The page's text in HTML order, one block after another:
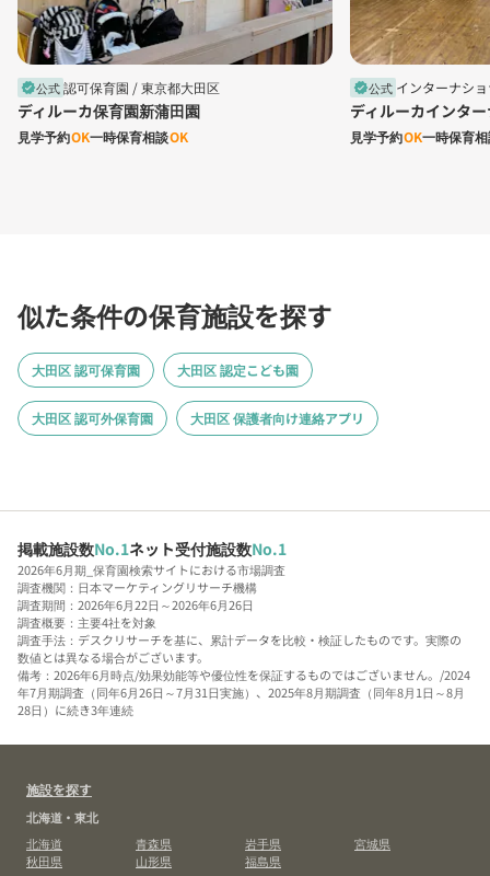
verified公式認可保育園 /東京都大田区
ディルーカ保育園新蒲田園
見学予約OK一時保育相談OK
verified公式 インターナシ
ディルーカインタ
見学予約OK一時保育
似た条件の保育施設を探す
大田区 認可保育園 大田区 認定こども園
大田区 認可外保育園 大田区 保護者向け連絡アプリ
掲載施設数No.1ネット受付施設数No.1
2026年6月期_保育園検索サイトにおける市場調査
調査機関：日本マーケティングリサーチ機構
調査期間：2026年6月22日～2026年6月26日
調査概要：主要4社を対象
調査手法：デスクリサーチを基に、累計データを比較・検証したものです。実際の
数値とは異なる場合がございます。
備考：2026年6月時点/効果効能等や優位性を保証するものではございません。/2024
年7月期調査（同年6月26日～7月31日実施）、2025年8月期調査（同年8月1日～8月
28日）に続き3年連続
施設を探す
北海道・東北
北海道
青森県 岩手県
宮城県
秋田県
山形県
福島県